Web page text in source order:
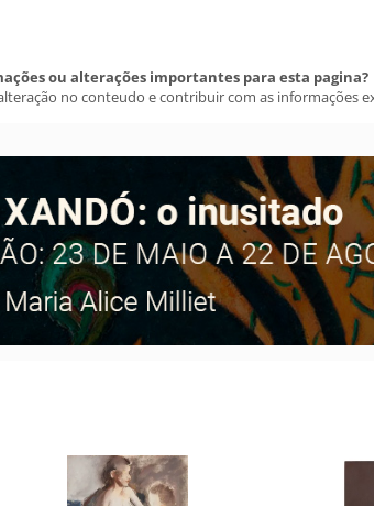
ou alterações importantes para esta pagina?
no conteudo e contribuir com as informações